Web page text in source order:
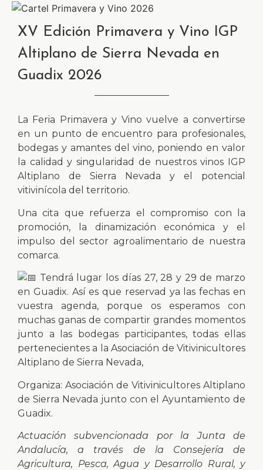
XV Edición Primavera y Vino IGP
Altiplano de Sierra Nevada en
Guadix 2026
La Feria Primavera y Vino vuelve a convertirse
en un punto de encuentro para profesionales,
bodegas y amantes del vino, poniendo en valor
la calidad y singularidad de nuestros vinos IGP
Altiplano de Sierra Nevada y el potencial
vitivinícola del territorio.
Una cita que refuerza el compromiso con la
promoción, la dinamización económica y el
impulso del sector agroalimentario de nuestra
comarca.
Tendrá lugar los días 27, 28 y 29 de marzo
en Guadix. Así es que reservad ya las fechas en
vuestra agenda, porque os esperamos con
muchas ganas de compartir grandes momentos
junto a las bodegas participantes, todas ellas
pertenecientes a la Asociación de Vitivinicultores
Altiplano de Sierra Nevada,
Organiza: Asociación de Vitivinicultores Altiplano
de Sierra Nevada junto con el Ayuntamiento de
Guadix.
Actuación subvencionada por la Junta de
Andalucía, a través de la Consejería de
Agricultura, Pesca, Agua y Desarrollo Rural, y